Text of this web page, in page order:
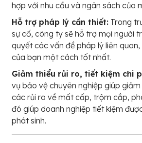
hợp với nhu cầu và ngân sách của
Hỗ trợ pháp lý cần thiết: Trong
sự cố, công ty sẽ hỗ trợ mọi người
quyết các vấn đề pháp lý liên
của bạn một cách tốt nhất.
Giảm thiểu rủi ro, tiết kiệm chi
vụ bảo vệ chuyên nghiệp giúp
các rủi ro về mất cấp, trộm cắp,
đó giúp doanh nghiệp tiết kiệm
phát sinh.